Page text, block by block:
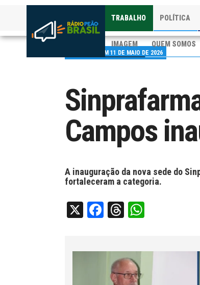
TRABALHO POLÍTICA
IMAGEM QUEM SOMOS
PUBLICADO EM 11 DE MAIO DE 2026
Campos
A inauguração da nova sede do
fortaleceram a categoria.
X Facebook
Threads